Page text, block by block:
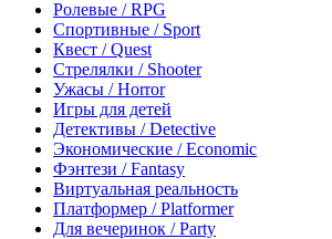
Ролевые / RPG
Спортивные / Sport
Квест / Quest
Стрелялки / Shooter
Ужасы / Horror
Игры для детей
Детективы / Detective
Экономические / Economic
Фэнтези / Fantasy
Виртуальная реальность
Платформер / Platformer
Для вечеринок / Party